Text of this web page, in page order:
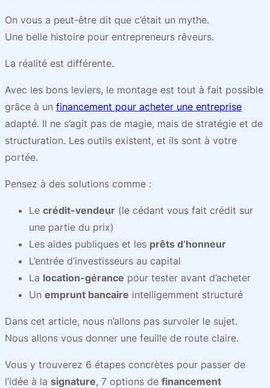
On vous a peut-être dit que c’était un mythe.
Une belle histoire pour entrepreneurs rêveurs.
La réalité est différente.
Avec les bons leviers, le montage est tout à fait possible
grâce à un financement pour acheter une entreprise
adapté. Il ne s’agit pas de magie, mais de stratégie et de
structuration. Les outils existent, et ils sont à votre
portée.
Pensez à des solutions comme :
Le crédit-vendeur (le cédant vous fait crédit sur
une partie du prix)
Les aides publiques et les prêts d’honneur
L’entrée d’investisseurs au capital
La location-gérance pour tester avant d’acheter
Un emprunt bancaire intelligemment structuré
Dans cet article, nous n’allons pas survoler le sujet.
Nous allons vous donner une feuille de route claire.
Vous y trouverez 6 étapes concrètes pour passer de
l’idée à la signature, 7 options de financement